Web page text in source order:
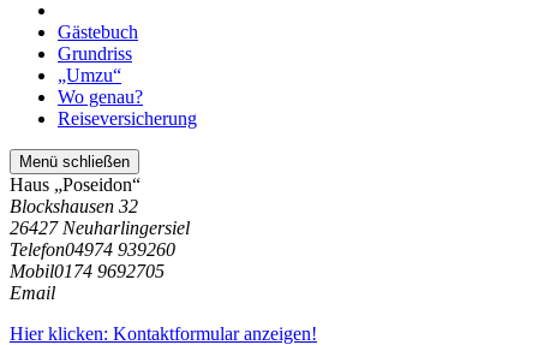
Gästebuch
Grundriss
„Umzu“
Wo genau?
Reiseversicherung
Menü schließen
Haus „Poseidon“
Blockshausen 32
26427 Neuharlingersiel
Telefon04974 939260
Mobil0174 9692705
Email
Hier klicken: Kontaktformular anzeigen!